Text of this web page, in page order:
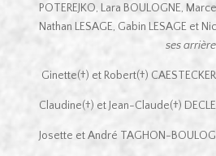
POTEREJKO, Lara BOULOGNE,
Nathan LESAGE, Gabin LESAGE et
ses
Ginette(†) et Robert(†)
Claudine(†) et Jean-Claude(†)
Josette et André TAGHON-